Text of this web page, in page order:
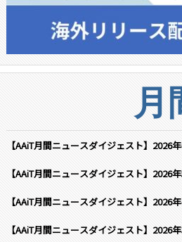
月
【AAiT月間ニュースダイジェスト】2026
【AAiT月間ニュースダイジェスト】2026
【AAiT月間ニュースダイジェスト】2026
【AAiT月間ニュースダイジェスト】2026